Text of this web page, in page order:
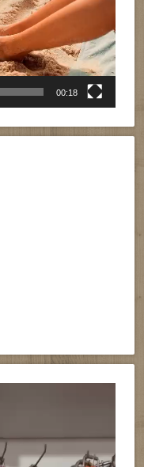
00:18